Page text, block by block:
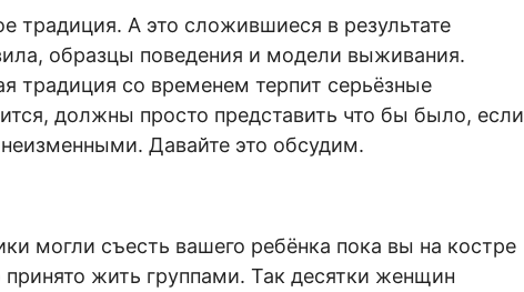
традиция. А это сложившиеся в результате
образцы поведения и модели выживания.
традиция со временем терпит серьёзные
должны просто представить что бы было, если
Давайте это обсудим.
могли съесть вашего ребёнка пока вы на костре
жить группами. Так десятки женщин